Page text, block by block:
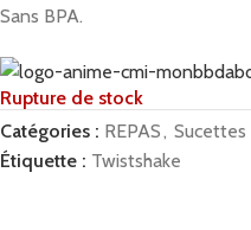
Sans BPA.
Rupture de stock
Catégories : REPAS, Sucettes
Étiquette : Twistshake